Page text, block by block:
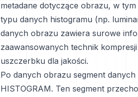
metadane dotyczące obrazu, w
typu danych histogramu (np.
danych obrazu zawiera surowe
zaawansowanych technik
uszczerbku dla jakości.
Po danych obrazu segment
HISTOGRAM. Ten segment